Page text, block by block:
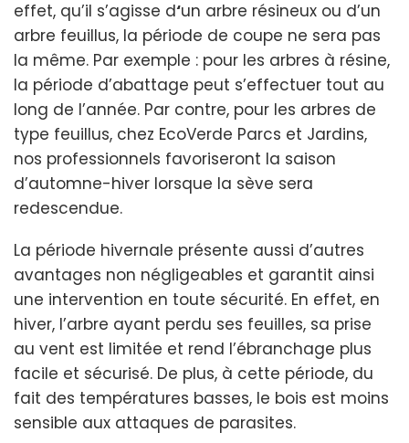
effet, qu’il s’agisse d‘un arbre résineux ou d’un
arbre feuillus, la période de coupe ne sera pas
la même. Par exemple : pour les arbres à résine,
la période d’abattage peut s’effectuer tout au
long de l’année. Par contre, pour les arbres de
type feuillus, chez EcoVerde Parcs et Jardins,
nos professionnels favoriseront la saison
d’automne-hiver lorsque la sève sera
redescendue.
La période hivernale présente aussi d’autres
avantages non négligeables et garantit ainsi
une intervention en toute sécurité. En effet, en
hiver, l’arbre ayant perdu ses feuilles, sa prise
au vent est limitée et rend l’ébranchage plus
facile et sécurisé. De plus, à cette période, du
fait des températures basses, le bois est moins
sensible aux attaques de parasites.